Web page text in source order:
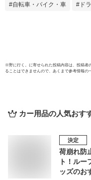
自転車・バイク・車 ド
※野に行く。 に寄せられた投稿内容は、投稿者
ることはできませんので、あくまで参考情報の
カー用品の人気おす
決定
荷崩れ防
ト！ル
ッズのお